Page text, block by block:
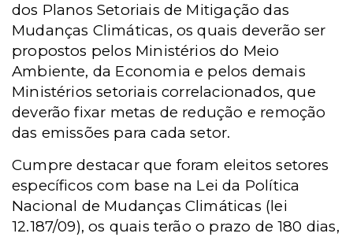
dos Planos Setoriais de Mitigação das
Mudanças Climáticas, os quais deverão ser
propostos pelos Ministérios do Meio
Ambiente, da Economia e pelos demais
Ministérios setoriais correlacionados, que
deverão fixar metas de redução e remoção
das emissões para cada setor.
Cumpre destacar que foram eleitos setores
específicos com base na Lei da Política
Nacional de Mudanças Climáticas (lei
12.187/09), os quais terão o prazo de 180 dias,